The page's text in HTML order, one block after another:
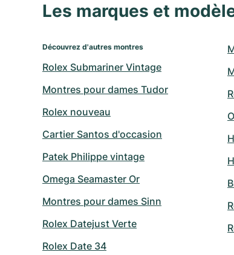
Les marques et
Découvrez d'autres montres
Rolex Submariner Vintage
Montres pour dames Tudor
Rolex nouveau
Cartier Santos d'occasion
Patek Philippe vintage
Omega Seamaster Or
Montres pour dames Sinn
Rolex Datejust Verte
Rolex Date 34